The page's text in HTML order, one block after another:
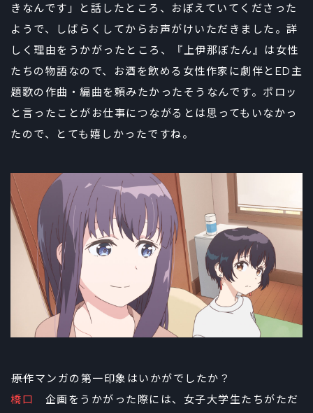
きなんです」と話したところ、おぼえていてくださった
ようで、しばらくしてからお声がけいただきました。詳
しく理由をうかがったところ、『上伊那ぼたん』は女性
たちの物語なので、お酒を飲める女性作家に劇伴とED主
題歌の作曲・編曲を頼みたかったそうなんです。ポロッ
と言ったことがお仕事につながるとは思ってもいなかっ
たので、とても嬉しかったですね。
――原作マンガの第一印象はいかがでしたか？
橋口 企画をうかがった際には、女子大学生たちがただ